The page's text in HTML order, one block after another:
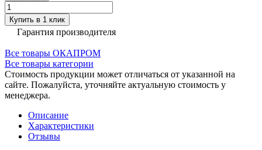
Купить в 1 клик
Гарантия производителя
Все товары ОКАПРОМ
Все товары категории
Стоимость продукции может отличаться от указанной на
сайте. Пожалуйста, уточняйте актуальную стоимость у
менеджера.
Описание
Характеристики
Отзывы